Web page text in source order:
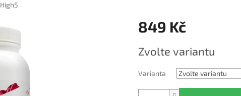
High5
849 Kč
cena:
Zvolte variantu
Varianta